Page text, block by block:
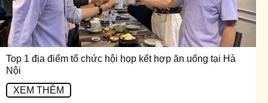
Top 1 địa điểm tổ chức hội họp kết hợp ăn uống tại Hà
Nội
XEM THÊM